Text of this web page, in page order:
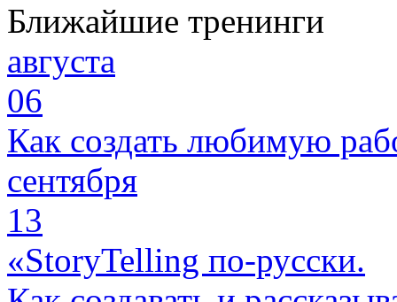
Ближайшие тренинги
августа
06
Как создать любимую
сентября
13
«StoryTelling по-русски.